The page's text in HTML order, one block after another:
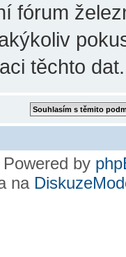
fórum
těchto dat.
Powered by
na